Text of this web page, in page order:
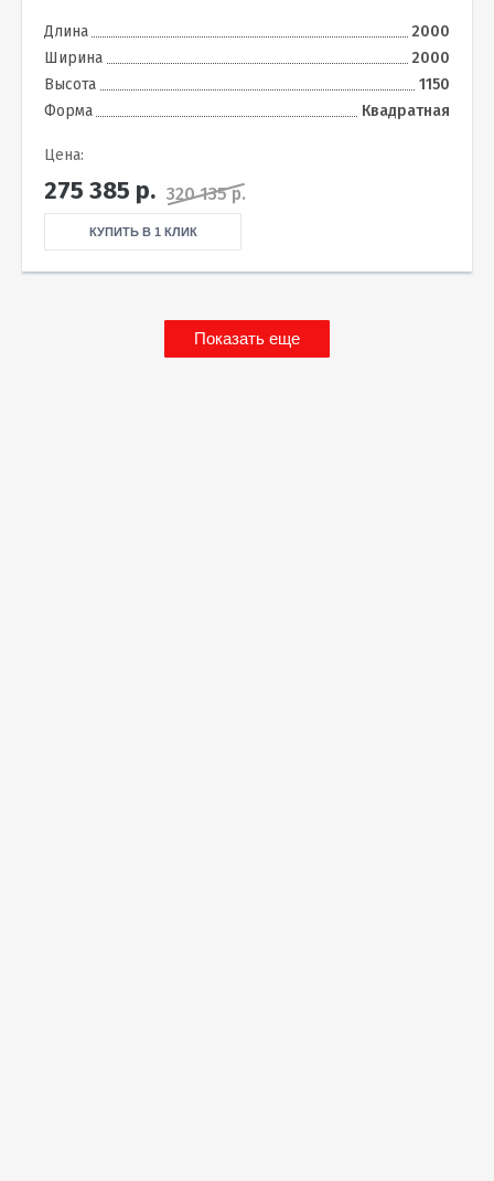
Длина
2000
Ширина
2000
Высота
1150
Форма
Квадратная
Цена:
275 385 р. 320 135 р.
КУПИТЬ В 1 КЛИК
Показать еще